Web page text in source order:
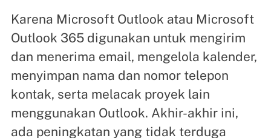
Karena Microsoft Outlook atau Microsoft
Outlook 365 digunakan untuk mengirim
dan menerima email, mengelola kalender,
menyimpan nama dan nomor telepon
kontak, serta melacak proyek lain
menggunakan Outlook. Akhir-akhir ini,
ada peningkatan yang tidak terduga